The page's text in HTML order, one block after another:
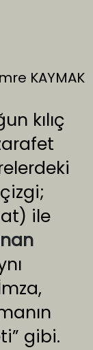
KAYMAK
kılıç
ile
gibi.